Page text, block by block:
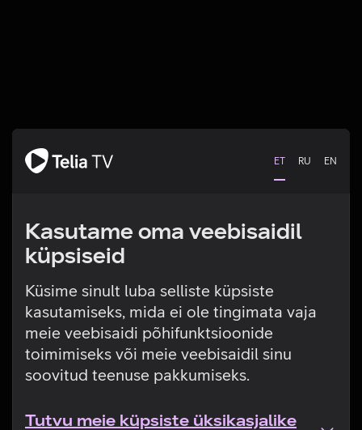
ET RU EN
Kasutame oma veebisaidil
küpsiseid
Küsime sinult luba selliste küpsiste
kasutamiseks, mida ei ole tingimata vaja
meie veebisaidi põhifunktsioonide
toimimiseks või meie veebisaidil sinu
soovitud teenuse pakkumiseks.
Tutvu meie küpsiste üksikasjalike
Tehniline viga